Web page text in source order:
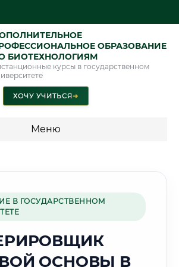
ОБРАЗОВАНИЕ
БИОТЕХНОЛОГИЯМ
курсы в государственном
ХОЧУ УЧИТЬСЯ➜
Меню
🌾
Г. САРАТОВ
В ГОСУДАРСТВЕННОМ
ОСНОВЫ В